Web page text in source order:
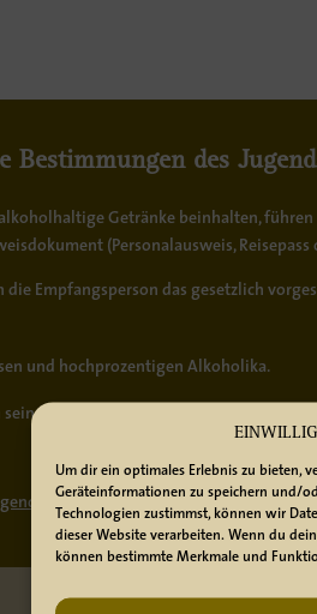
Um dir ein optimales Erlebnis zu bieten,
Geräteinformationen zu speichern und/
Technologien zustimmst, können wir
dieser Website verarbeiten. Wenn du
können bestimmte Merkmale und
des
Getränke beinhalten,
(Personalausweis,
Empfangsperson das gesetzlich
und hochprozentigen Alkoholika.
oder keine berechtigte Person die
(JuSchG) – Alkoholische